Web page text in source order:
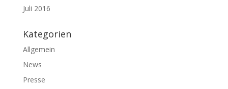
Juli 2016
Kategorien
Allgemein
News
Presse